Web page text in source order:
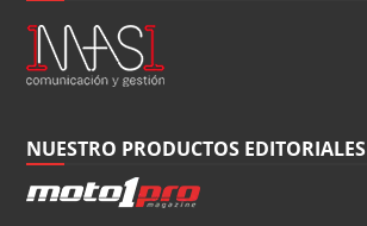
NUESTRO PRODUCTOS EDITORIALES